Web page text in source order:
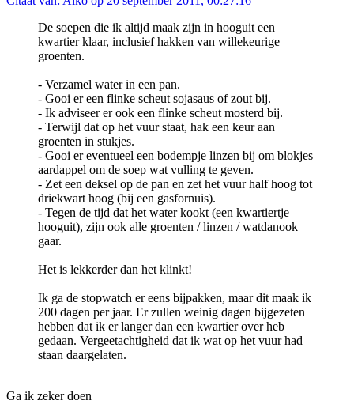
De soepen die ik altijd maak zijn in hooguit een
kwartier klaar, inclusief hakken van willekeurige
groenten.
- Verzamel water in een pan.
- Gooi er een flinke scheut sojasaus of zout bij.
- Ik adviseer er ook een flinke scheut mosterd bij.
- Terwijl dat op het vuur staat, hak een keur aan
groenten in stukjes.
- Gooi er eventueel een bodempje linzen bij om blokjes
aardappel om de soep wat vulling te geven.
- Zet een deksel op de pan en zet het vuur half hoog tot
driekwart hoog (bij een gasfornuis).
- Tegen de tijd dat het water kookt (een kwartiertje
hooguit), zijn ook alle groenten / linzen / watdanook
gaar.
Het is lekkerder dan het klinkt!
Ik ga de stopwatch er eens bijpakken, maar dit maak ik
200 dagen per jaar. Er zullen weinig dagen bijgezeten
hebben dat ik er langer dan een kwartier over heb
gedaan. Vergeetachtigheid dat ik wat op het vuur had
staan daargelaten.
Ga ik zeker doen